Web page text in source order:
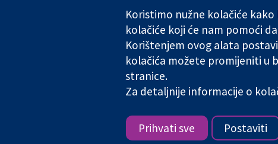
The Cochrane Collaboration is a charity (no. 1045921) and a
Copyright © 2026 The Cochrane Collaboration
Koristimo nužne kolačiće
kolačiće koji će nam pomoći
Korištenjem ovog alata
kolačića možete promijeniti u
stranice.
Za detaljnije informacije o
Prihvati sve Postaviti